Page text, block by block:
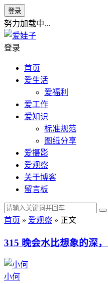
登录
努力加载中...
登录
首页
爱生活
爱福利
爱工作
爱知识
标准规范
图纸分享
爱摄影
爱观察
关于博客
留言板
首页 » 爱观察 » 正文
315 晚会水比想象的深
小何